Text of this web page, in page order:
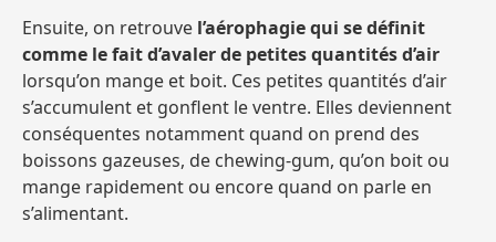
Ensuite, on retrouve l’aérophagie qui se définit
comme le fait d’avaler de petites quantités d’air
lorsqu’on mange et boit. Ces petites quantités d’air
s’accumulent et gonflent le ventre. Elles deviennent
conséquentes notamment quand on prend des
boissons gazeuses, de chewing-gum, qu’on boit ou
mange rapidement ou encore quand on parle en
s’alimentant.